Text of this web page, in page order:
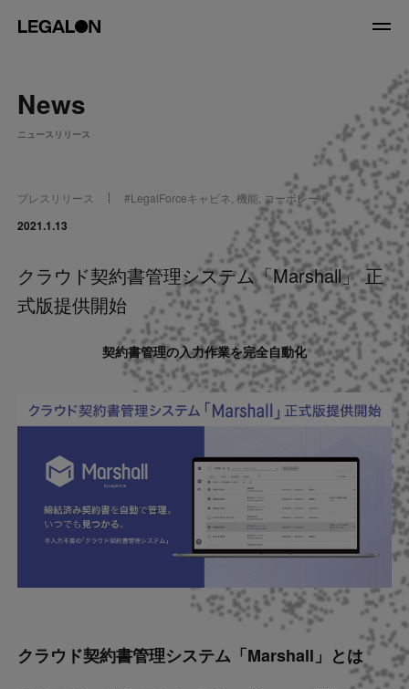
About
Service
News
LegalOn Now
Contact
US website
News
ニュースリリース
プレスリリース #LegalForceキャビネ ,機能 コーポレート
2021.1.13
クラウド契約書管理システム「Marshall」 正
式版提供開始
契約書管理の入力作業を完全自動化
クラウド契約書管理システム「Marshall」 とは